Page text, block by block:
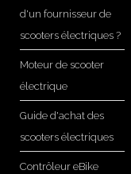
d'un fournisseur de
scooters électriques ?
Moteur de scooter
électrique
Guide d'achat des
scooters électriques
Contrôleur eBike